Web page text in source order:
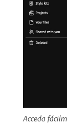
Acceda